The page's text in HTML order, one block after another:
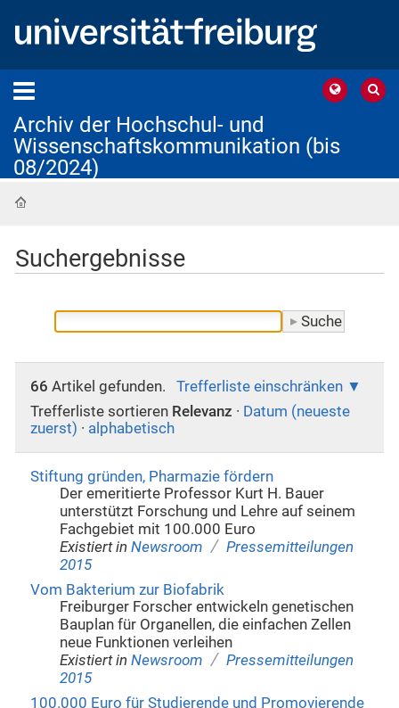
Archiv der Hochschul- und
Wissenschaftskommunikation (bis
08/2024)
Suchergebnisse
66 Artikel gefunden.
Trefferliste einschränken
Trefferliste sortieren Relevanz · Datum (neueste
zuerst) · alphabetisch
Stiftung gründen, Pharmazie fördern
Der emeritierte Professor Kurt H. Bauer
unterstützt Forschung und Lehre auf seinem
Fachgebiet mit 100.000 Euro
Existiert in Newsroom / Pressemitteilungen
2015
Vom Bakterium zur Biofabrik
Freiburger Forscher entwickeln genetischen
Bauplan für Organellen, die einfachen Zellen
neue Funktionen verleihen
Existiert in Newsroom / Pressemitteilungen
2015
100.000 Euro für Studierende und Promovierende